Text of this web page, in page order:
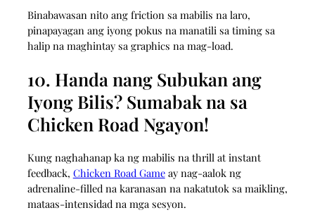
Binabawasan nito ang friction sa mabilis na laro,
pinapayagan ang iyong pokus na manatili sa timing sa
halip na maghintay sa graphics na mag-load.
10. Handa nang Subukan ang
Iyong Bilis? Sumabak na sa
Chicken Road Ngayon!
Kung naghahanap ka ng mabilis na thrill at instant
feedback, Chicken Road Gameay nag-aalok ng
adrenaline‑filled na karanasan na nakatutok sa maikling,
mataas‑intensidad na mga sesyon.